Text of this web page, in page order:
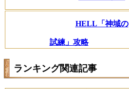
HELL「神域の
試練」攻略
ランキング関連記事